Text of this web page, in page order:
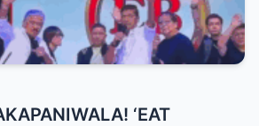
‘EAT